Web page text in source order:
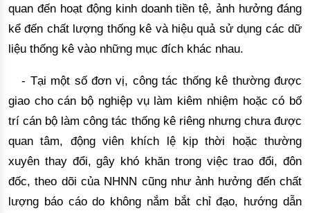
quan đến hoạt động kinh doanh tiền tệ, ảnh hưởng đáng
kể đến chất lượng thống kê và hiệu quả sử dụng các dữ
liệu thống kê vào những mục đích khác nhau.
- Tại một số đơn vị, công tác thống kê thường được
giao cho cán bộ nghiệp vụ làm kiêm nhiệm hoặc có bố
trí cán bộ làm công tác thống kê riêng nhưng chưa được
quan tâm, động viên khích lệ kịp thời hoặc thường
xuyên thay đổi, gây khó khăn trong việc trao đổi, đôn
đốc, theo dõi của NHNN cũng như ảnh hưởng đến chất
lượng báo cáo do không nắm bắt chỉ đạo, hướng dẫn